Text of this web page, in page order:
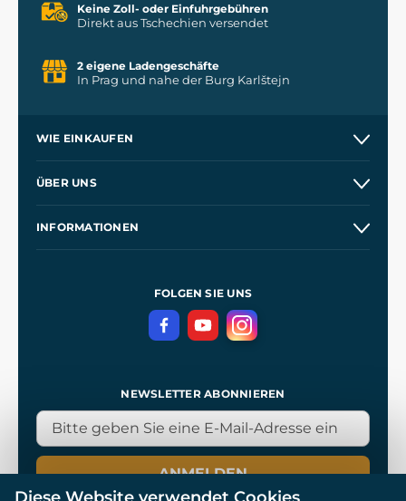
Keine Zoll- oder Einfuhrgebühren
Direkt aus Tschechien versendet
2 eigene Ladengeschäfte
In Prag und nahe der Burg Karlštejn
WIE EINKAUFEN
Kontakt
ÜBER UNS
INFORMATIONEN
DatenschutzerklärungFOLGEN SIE UNS
NEWSLETTER ABONNIEREN
ANMELDEN